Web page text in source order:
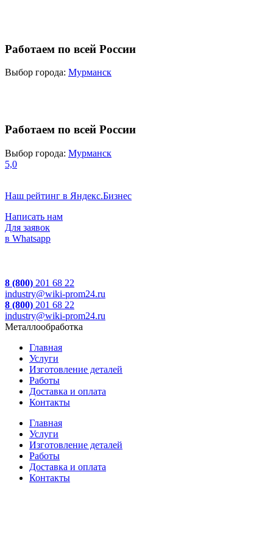
Работаем по всей России
Выбор города: Мурманск
Работаем по всей России
Выбор города: Мурманск
5,0
Наш рейтинг в Яндекс.Бизнес
Написать нам
Для заявок
в Whatsapp
8 (800) 201 68 22
industry@wiki-prom24.ru
8 (800) 201 68 22
industry@wiki-prom24.ru
Металлообработка
Главная
Услуги
Изготовление деталей
Работы
Доставка и оплата
Контакты
Главная
Услуги
Изготовление деталей
Работы
Доставка и оплата
Контакты